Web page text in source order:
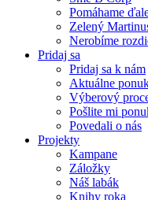
Pomáhame
Zelený
Nerobíme
Pridaj sa
Pridaj sa k nám
Aktuálne
Výberový
Pošlite mi
Povedali o nás
Projekty
Kampane
Záložky
Náš labák
Knihy roka